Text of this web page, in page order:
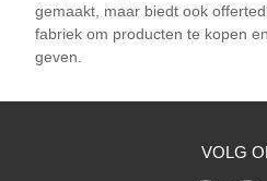
gemaakt, maar biedt ook
fabriek om producten te kopen
geven.
VOLG